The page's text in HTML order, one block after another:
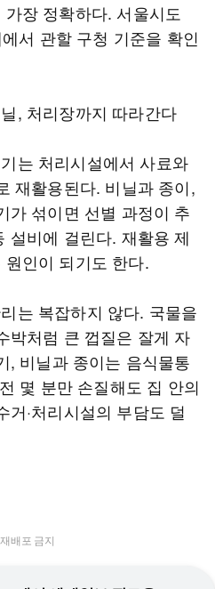
장 정확하다. 서울시도
서 관할 구청 기준을 확인
, 처리장까지 따라간다
는 처리시설에서 사료와
재활용된다. 비닐과 종이,
가 섞이면 선별 과정이 추
설비에 걸린다. 재활용 제
인이 되기도 한다.
는 복잡하지 않다. 국물을
박처럼 큰 껍질은 잘게 자
, 비닐과 종이는 음식물통
몇 분만 손질해도 집 안의
·처리시설의 부담도 덜
배포 금지